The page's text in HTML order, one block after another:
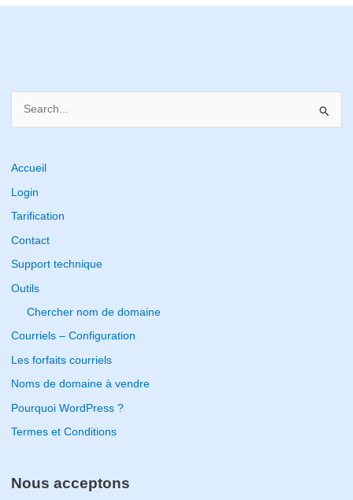
r
c
r
:
Accueil
Login
Tarification
Contact
Support technique
Outils
Chercher nom de domaine
Courriels – Configuration
Les forfaits courriels
Noms de domaine à vendre
Pourquoi WordPress ?
Termes et Conditions
Nous acceptons